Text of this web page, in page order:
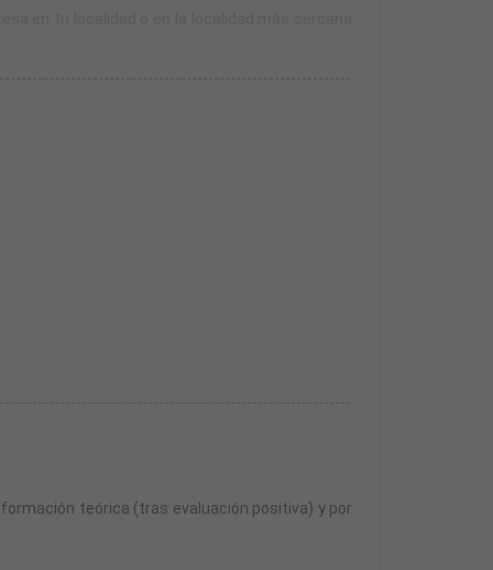
año para realizarlas desde la finalización de la
teórica (tras evaluación positiva) y por